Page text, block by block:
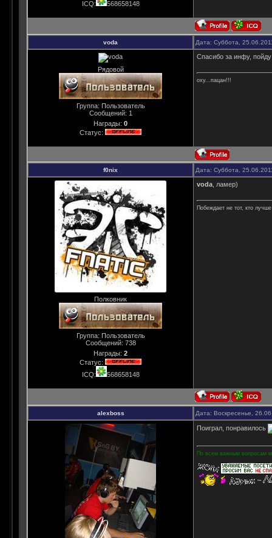
ICQ: 568658148
voda Дата: Суббота,
Рядовой
Группа: Пользователь
Сообщений: 1
Награды: 0
Статус:
Спасибо за инфу,
оху...пацан!!!
f0nix Дата: Суббота,
Полковник
Группа: Пользователь
Сообщений: 738
Награды: 2
Статус:
ICQ:
568658148
voda , ламер)
Побеждает не тот, кто
alexboss Дата: Воскресенье,
Поиграл, понравилось
По всем важным вопросам